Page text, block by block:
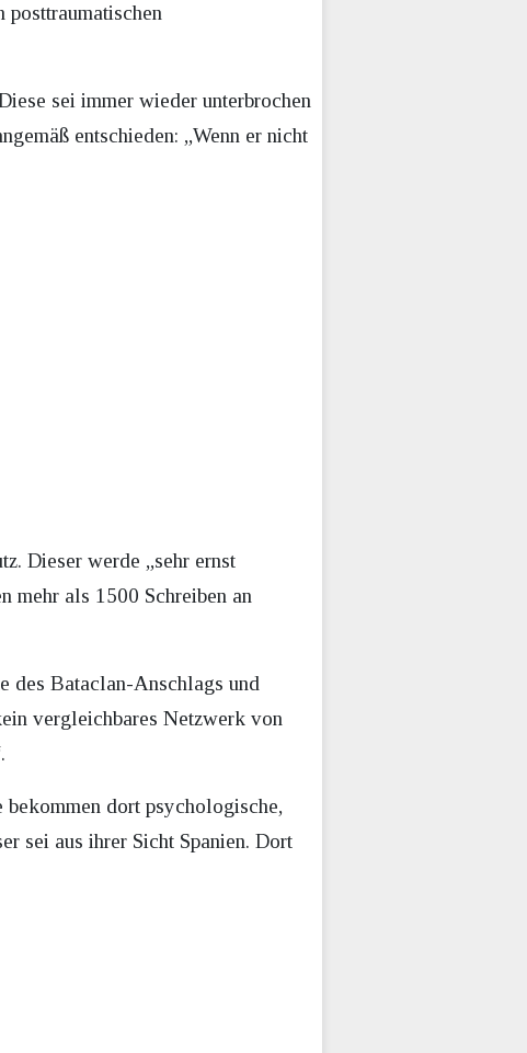
sei immer wieder unterbrochen
entschieden: „Wenn er nicht
Dieser werde „sehr ernst
mehr als 1500 Schreiben an
des Bataclan-Anschlags und
vergleichbares Netzwerk von
dort psychologische,
sei aus ihrer Sicht Spanien. Dort